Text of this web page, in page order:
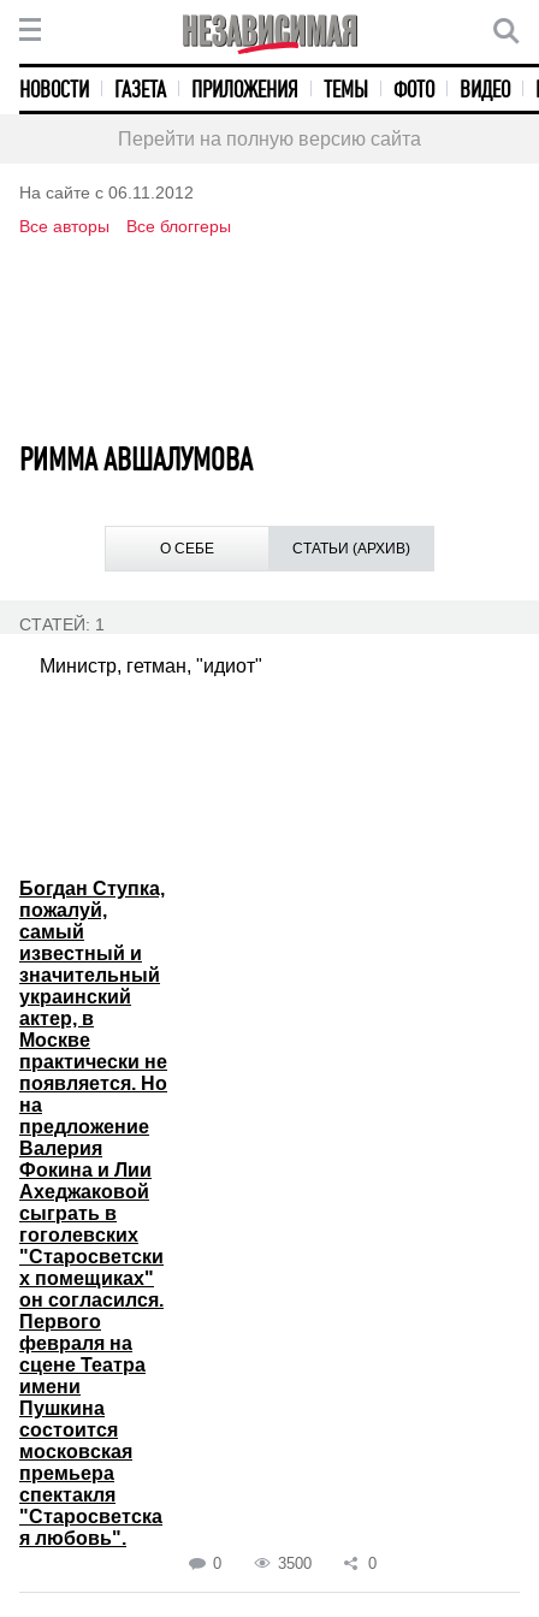
НОВОСТИ ГАЗЕТА ПРИЛОЖЕНИЯ ТЕМЫ ФОТО ВИДЕО
Перейти на полную версию сайта
На сайте с 06.11.2012
Все авторы
Все блоггеры
РИММА АВШАЛУМОВА
О СЕБЕ СТАТЬИ (АРХИВ)
СТАТЕЙ: 1
Министр, гетман, "идиот"
Богдан Ступка,
пожалуй,
самый
известный и
значительный
украинский
актер, в
Москве
практически не
появляется. Но
на
предложение
Валерия
Фокина и Лии
Ахеджаковой
сыграть в
гоголевских
"Старосветски
х помещиках"
он согласился.
Первого
февраля на
сцене Театра
имени
Пушкина
состоится
московская
премьера
спектакля
"Старосветска
я любовь".
0 3500 0